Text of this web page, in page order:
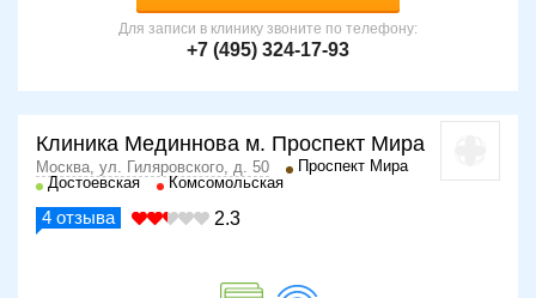
Для записи в клинику звоните по телефону:
+7 (495) 324-17-93
Клиника Мединнова м. Проспект Мира
Москва, ул. Гиляровского, д. 50
Проспект Мира
Достоевская
Комсомольская
4 отзыва 2.3